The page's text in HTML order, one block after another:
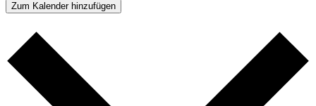
Zum Kalender hinzufügen